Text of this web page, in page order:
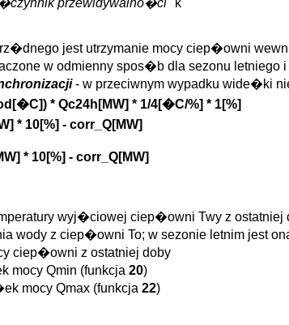
przewidywalno�ci"k
jest utrzymanie mocy ciep�owni
w odmienny spos�b dla sezonu
- w przeciwnym wypadku wide�ki
* Qc24h[MW] * 1/4[�C/%] * 1[%]
* 10[%] - corr_Q[MW]
* 10[%] - corr_Q[MW]
wyj�ciowej ciep�owni Twy z ostatniej
wody z ciep�owni To; w sezonie letnim jest
ciep�owni z ostatniej doby
Qmin (funkcja 20)
mocy Qmax (funkcja 22)